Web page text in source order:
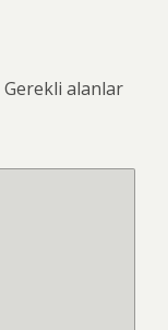
Gerekli alanlar